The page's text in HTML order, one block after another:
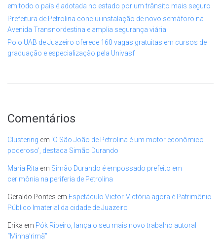
em todo o país é adotada no estado por um trânsito mais seguro
Prefeitura de Petrolina conclui instalação de novo semáforo na
Avenida Transnordestina e amplia segurança viária
Polo UAB de Juazeiro oferece 160 vagas gratuitas em cursos de
graduação e especialização pela Univasf
Comentários
Clustering em ‘O São João de Petrolina é um motor econômico
poderoso’, destaca Simão Durando
Maria Rita em Simão Durando é empossado prefeito em
cerimônia na periferia de Petrolina
Geraldo Pontes em Espetáculo Victor-Victória agora é Patrimônio
Público Imaterial da cidade de Juazeiro
Erika em Pók Ribeiro, lança o seu mais novo trabalho autoral
“Minha’rimã”